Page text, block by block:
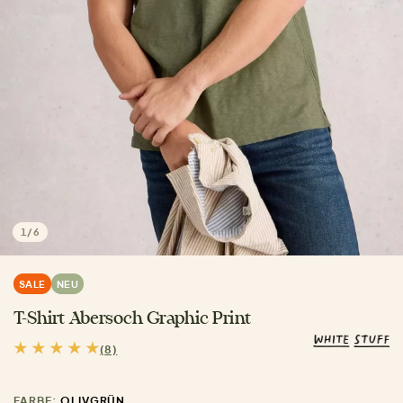
1 /6
SALE NEU
T-Shirt Abersoch Graphic Print
(8)